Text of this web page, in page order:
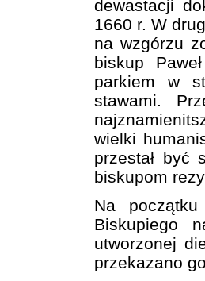
dewastacji
1660 r. W
na wzgórzu
biskup
parkiem w
stawami.
wielki
przestał być
biskupom
Na
Biskupiego
utworzonej
przekazano